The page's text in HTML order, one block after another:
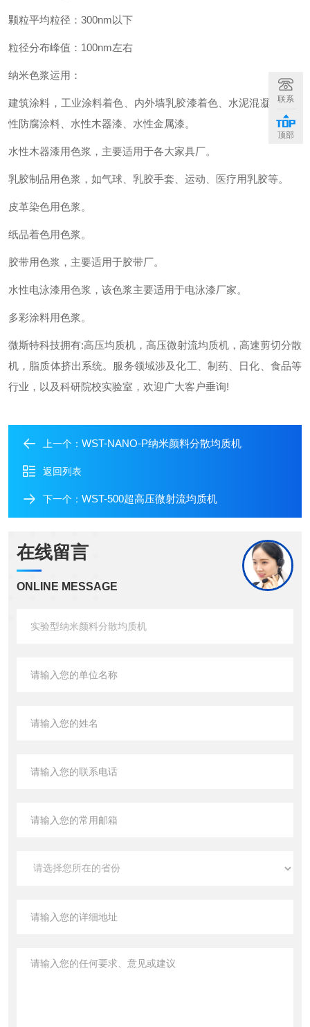
颗粒平均粒径：300nm以下
粒径分布峰值：100nm左右
纳米色浆运用：
建筑涂料，工业涂料着色、内外墙乳胶漆着色、水泥混凝土、水
性防腐涂料、水性木器漆、水性金属漆。
水性木器漆用色浆，主要适用于各大家具厂。
乳胶制品用色浆，如气球、乳胶手套、运动、医疗用乳胶等。
皮革染色用色浆。
纸品着色用色浆。
胶带用色浆，主要适用于胶带厂。
水性电泳漆用色浆，该色浆主要适用于电泳漆厂家。
多彩涂料用色浆。
微斯特科技拥有:高压均质机，高压微射流均质机，高速剪切分散
机，脂质体挤出系统。服务领域涉及化工、制药、日化、食品等
行业，以及科研院校实验室，欢迎广大客户垂询!
上一个： WST-NANO-P纳米颜料分散均质机
返回列表
下一个： WST-500超高压微射流均质机
在线留言
ONLINE MESSAGE
联系
顶部